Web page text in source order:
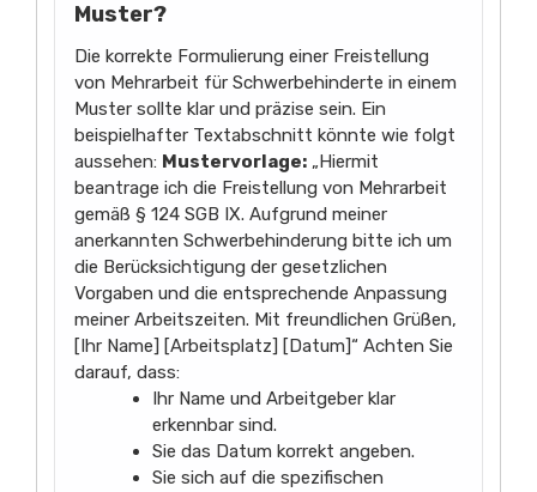
Muster?
Die korrekte Formulierung einer Freistellung
von Mehrarbeit für Schwerbehinderte in einem
Muster sollte klar und präzise sein. Ein
beispielhafter Textabschnitt könnte wie folgt
aussehen: Mustervorlage: „Hiermit
beantrage ich die Freistellung von Mehrarbeit
gemäß § 124 SGB IX. Aufgrund meiner
anerkannten Schwerbehinderung bitte ich um
die Berücksichtigung der gesetzlichen
Vorgaben und die entsprechende Anpassung
meiner Arbeitszeiten. Mit freundlichen Grüßen,
[Ihr Name] [Arbeitsplatz] [Datum]“ Achten Sie
darauf, dass:
Ihr Name und Arbeitgeber klar
erkennbar sind.
Sie das Datum korrekt angeben.
Sie sich auf die spezifischen